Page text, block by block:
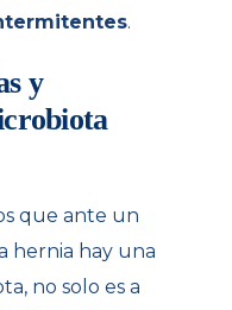
.
y
que ante un
hernia hay una
no solo es a